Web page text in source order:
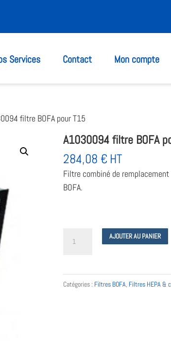
Services Contact Mon compte
filtre BOFA pour T15
A1030094 filtre BOFA
284,08 € HT
Filtre combiné de
BOFA.
filtre
BOFA
AJOUTER AU PANIER
Catégories : Filtres BOFA, Filtres HEPA &